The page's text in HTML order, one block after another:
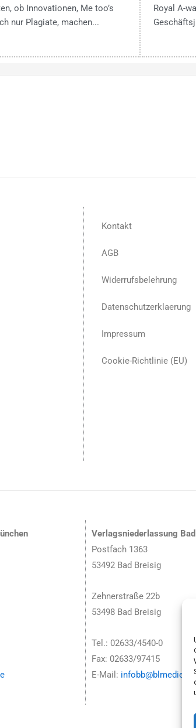
ob Innovationen, Me too’s
nur Plagiate, machen...
Royal A-
Kontakt
AGB
Widerrufsbelehrung
Datenschutzerklaerung
Impressum
Cookie-Richtlinie (EU)
Verlagsniederlassung
Postfach 1363
53492 Bad Breisig
Zehnerstraße 22b
53498 Bad Breisig
Tel.: 02633/4540-0
Fax: 02633/97415
E-Mail: